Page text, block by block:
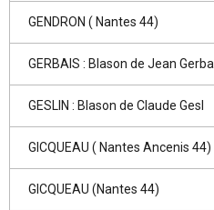
GENDRON ( Nantes 44)
GERBAIS : Blason de Jean Gerba
GESLIN : Blason de Claude Gesl
GICQUEAU ( Nantes Ancenis 44)
GICQUEAU (Nantes 44)